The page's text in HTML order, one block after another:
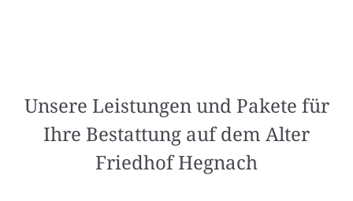
Unsere Leistungen und Pakete für
Ihre Bestattung auf dem Alter
Friedhof Hegnach